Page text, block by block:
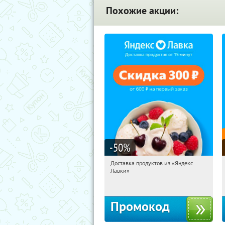
Похожие акции:
-50%
04:04:52 Получили:
Доставка продуктов из «Яндекс
Лавки»
Промокод